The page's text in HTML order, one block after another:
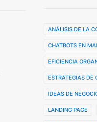
ANÁLISIS DE LA
CHATBOTS EN
EFICIENCIA
ESTRATEGIAS DE
IDEAS DE
LANDING PAGE